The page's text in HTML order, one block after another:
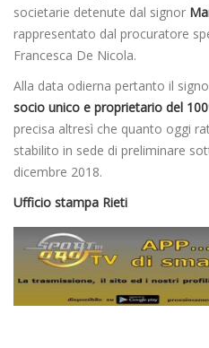
societarie detenute dal signor
rappresentato dal procuratore
Francesca De Nicola.
Alla data odierna pertanto il
socio unico e proprietario del
precisa altresì che quanto oggi
stabilito in sede di preliminare
dicembre 2018.
Ufficio stampa Rieti